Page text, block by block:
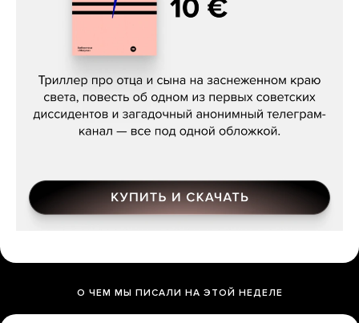
Даниил Туровский, «Разрыв»
О ЧЕМ МЫ ПИСАЛИ НА ЭТОЙ НЕДЕЛЕ